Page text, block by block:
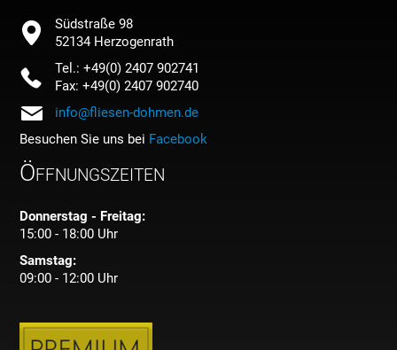
Südstraße 98
52134 Herzogenrath
Tel.: +49(0) 2407 902741
Fax: +49(0) 2407 902740
info@fliesen-dohmen.de
Besuchen Sie uns bei Facebook
Öffnungszeiten
Donnerstag - Freitag:
15:00 - 18:00 Uhr
Samstag:
09:00 - 12:00 Uhr